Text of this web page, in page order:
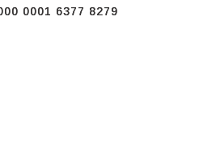
0001 6377 8279